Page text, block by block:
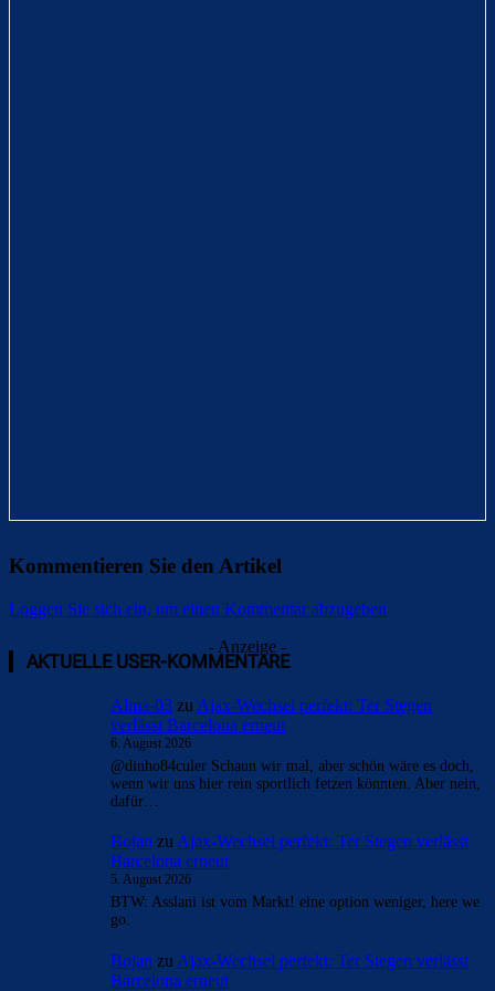
Kommentieren Sie den Artikel
Loggen Sie sich ein, um einen Kommentar abzugeben
- Anzeige -
AKTUELLE USER-KOMMENTARE
Alma-03 zu Ajax-Wechsel perfekt: Ter Stegen
verlässt Barcelona erneut
6. August 2026
@dinho84culer Schaun wir mal, aber schön wäre es doch,
wenn wir uns hier rein sportlich fetzen könnten. Aber nein,
dafür…
Bojan zu Ajax-Wechsel perfekt: Ter Stegen verlässt
Barcelona erneut
5. August 2026
BTW: Asslani ist vom Markt! eine option weniger, here we
go.
Bojan zu Ajax-Wechsel perfekt: Ter Stegen verlässt
Barcelona erneut